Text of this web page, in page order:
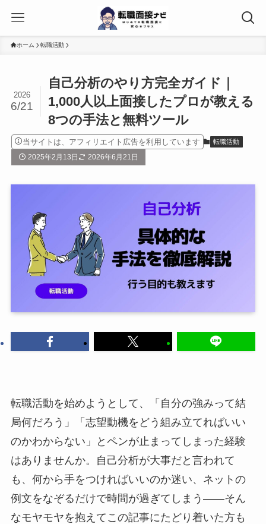
ホーム 転職活動
自己分析のやり方完全ガイド｜
1,000人以上面接したプロが教える
8つの手法と無料ツール
2026
6/21
当サイトは、アフィリエイト広告を利用しています 転職活動
2025年2月13日 2026年6月21日
転職活動を始めようとして、「自分の強みって結
局何だろう」「志望動機をどう組み立てればいい
のかわからない」とペンが止まってしまった経験
はありませんか。自己分析が大事だと言われて
も、何から手をつければいいのか迷い、ネットの
例文をなぞるだけで時間が過ぎてしまう——そん
なモヤモヤを抱えてこの記事にたどり着いた方も